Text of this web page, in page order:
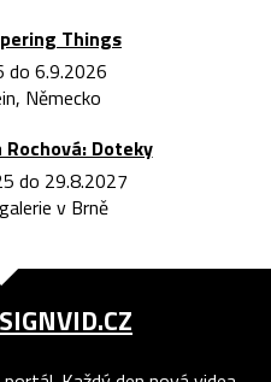
Things
do 6.9.2026
Německo
Doteky
do 29.8.2027
v Brně